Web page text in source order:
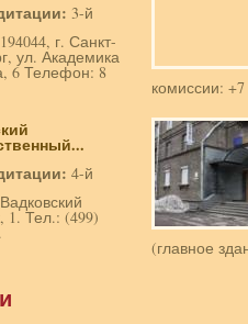
3-й
194044, г. Санкт-
ул. Академика
6 Телефон: 8
комиссии:
4-й
Вадковский
1. Тел.: (499)
(главное